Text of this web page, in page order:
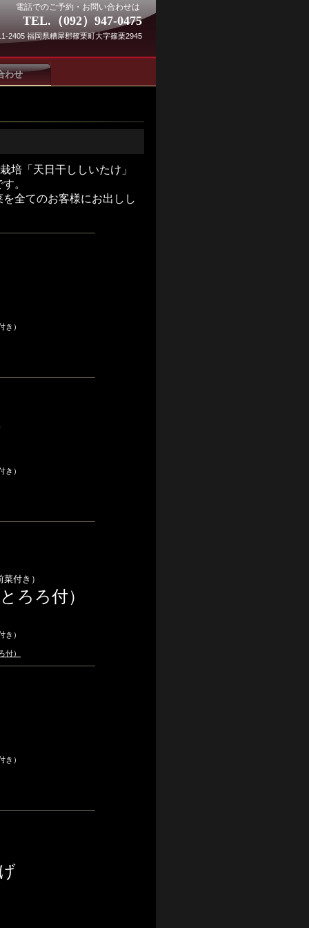
電話でのご予約・お問い合わせは
TEL.（092）947-0475
2405 福岡県糟屋郡篠栗町大字篠栗2945
培「天日干ししいたけ」
。
全てのお客様にお出しし
き）
き）
付き）
ろろ付）
き）
付）
き）
わせ